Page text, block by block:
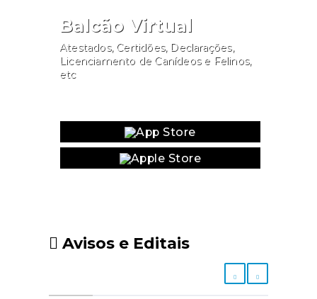
Balcão Virtual
Atestados, Certidões, Declarações,
Licenciamento de Canídeos e Felinos,
etc
Avisos e Editais